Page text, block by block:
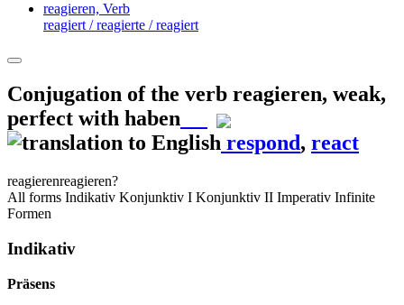
reagieren, Verb
reagiert / reagierte / reagiert
Conjugation of the verb reagieren, weak,
perfect with haben
respond, react
reagierenreagieren?
All forms Indikativ Konjunktiv I Konjunktiv II Imperativ Infinite
Formen
Indikativ
Präsens